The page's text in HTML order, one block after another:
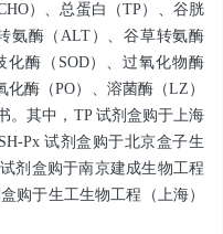
）、总蛋白（TP）、谷胱
氨酶（ALT）、谷草转氨酶
化酶（SOD）、过氧化物酶
化酶（PO）、溶菌酶（LZ）
。其中，TP 试剂盒购于上海
Px 试剂盒购于北京盒子生
剂盒购于南京建成生物工程
购于生工生物工程（上海）